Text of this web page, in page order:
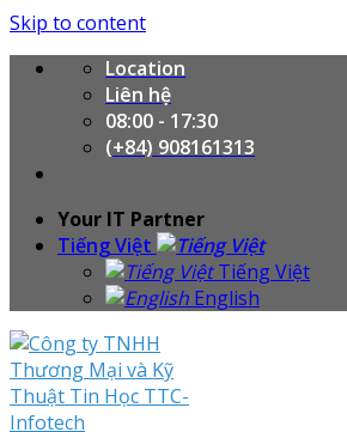
Skip to content
Location
Liên hệ
08:00 - 17:30
(+84) 908161313
Your IT Partner
Tiếng Việt
Tiếng Việt
English